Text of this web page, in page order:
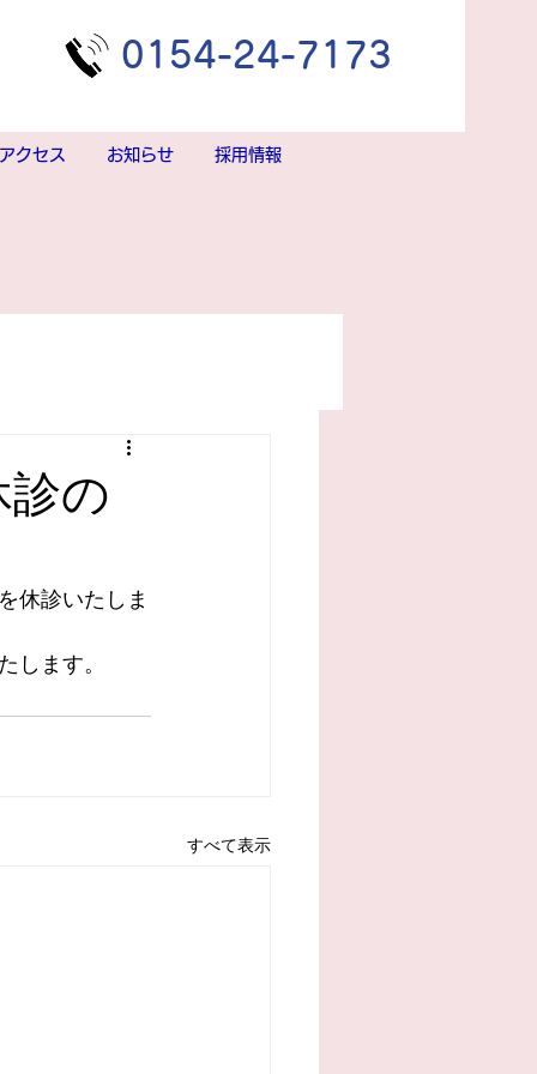
​0154-24-7173
アクセス お知らせ 採用情報
診の
休診いたしま
します。
すべて表示